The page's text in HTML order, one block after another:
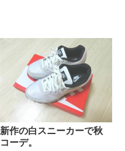
新作の白スニーカーで秋
コーデ。